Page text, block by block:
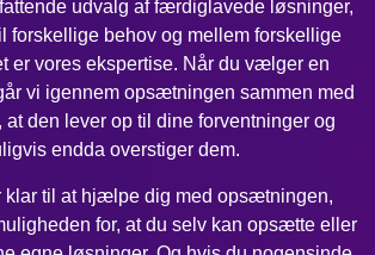
udvalg af færdiglavede løsninger,
forskellige behov og mellem forskellige
er vores ekspertise. Når du vælger en
vi igennem opsætningen sammen med
at den lever op til dine forventninger og
endda overstiger dem.
klar til at hjælpe dig med opsætningen,
for, at du selv kan opsætte eller